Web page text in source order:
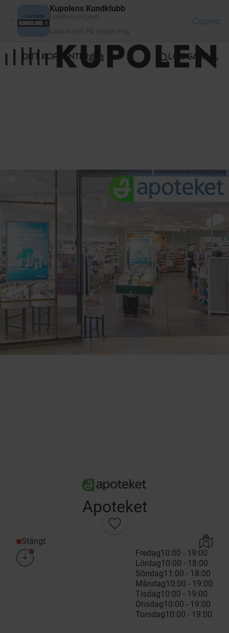
Kupolens Kundklubb
Öppna
DITT KÖPCENTER LOGGA IN
Apoteket
Stängt
Fredag10:00 - 19:00
Lördag10:00 - 18:00
Söndag11:00 - 18:00
Måndag10:00 - 19:00
Tisdag10:00 - 19:00
Onsdag10:00 - 19:00
Torsdag10:00 - 19:00
Cookie- hanteringspanel